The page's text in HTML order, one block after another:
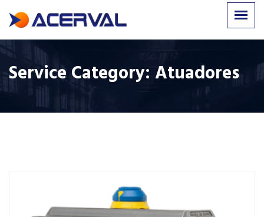
Service Category: Atuadores